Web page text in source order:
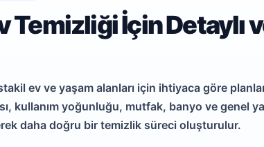
Temizliği İçin Detaylı
ev ve yaşam alanları için ihtiyaca göre
kullanım yoğunluğu, mutfak, banyo ve genel
daha doğru bir temizlik süreci oluşturulur.